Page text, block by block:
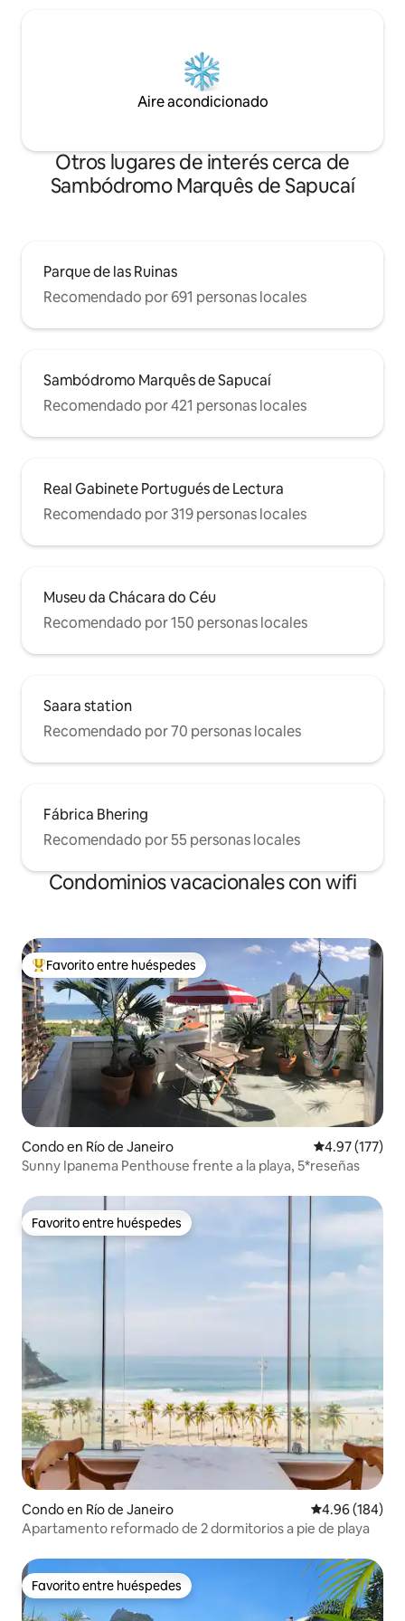
Aire acondicionado
Otros lugares de interés cerca de
Sambódromo Marquês de Sapucaí
Parque de las Ruinas
Recomendado por 691 personas locales
Sambódromo Marquês de Sapucaí
Recomendado por 421 personas locales
Real Gabinete Portugués de Lectura
Recomendado por 319 personas locales
Museu da Chácara do Céu
Recomendado por 150 personas locales
Saara station
Recomendado por 70 personas locales
Fábrica Bhering
Recomendado por 55 personas locales
Condominios vacacionales con wifi
Favorito entre huéspedes preferido
Favorito entre huéspedes
Condo en Río de Janeiro Calificación
4.97 (177)
Sunny Ipanema Penthouse frente a la playa, 5*reseñas
Favorito entre huéspedes
Favorito entre huéspedes
Condo en Río de Janeiro Calificación
4.96 (184)
Apartamento reformado de 2 dormitorios a pie de playa
Favorito entre huéspedes
Favorito entre huéspedes